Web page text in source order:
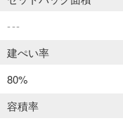
---
建ぺい率
80%
容積率